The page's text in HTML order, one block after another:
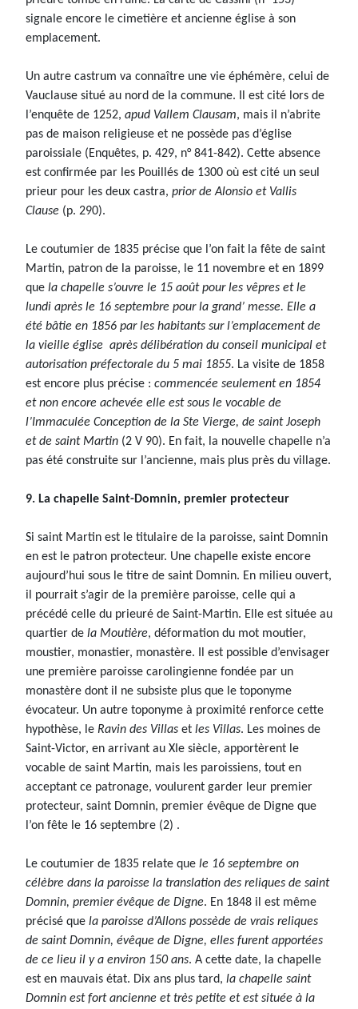
signale encore le cimetière et ancienne église à son
emplacement.
Un autre castrum va connaître une vie éphémère, celui de
Vauclause situé au nord de la commune. Il est cité lors de
l’enquête de 1252, apud Vallem Clausam, mais il n’abrite
pas de maison religieuse et ne possède pas d’église
paroissiale (Enquêtes, p. 429, n° 841-842). Cette absence
est confirmée par les Pouillés de 1300 où est cité un seul
prieur pour les deux castra, prior de Alonsio et Vallis
Clause (p. 290).
Le coutumier de 1835 précise que l’on fait la fête de saint
Martin, patron de la paroisse, le 11 novembre et en 1899
que la chapelle s’ouvre le 15 août pour les vêpres et le
lundi après le 16 septembre pour la grand’ messe. Elle a
été bâtie en 1856 par les habitants sur l’emplacement de
la vieille église après délibération du conseil municipal et
autorisation préfectorale du 5 mai 1855. La visite de 1858
est encore plus précise : commencée seulement en 1854
et non encore achevée elle est sous le vocable de
l’Immaculée Conception de la Ste Vierge, de saint Joseph
et de saint Martin (2 V 90). En fait, la nouvelle chapelle n’a
pas été construite sur l’ancienne, mais plus près du village.
9. La chapelle Saint-Domnin, premier protecteur
Si saint Martin est le titulaire de la paroisse, saint Domnin
en est le patron protecteur. Une chapelle existe encore
aujourd’hui sous le titre de saint Domnin. En milieu ouvert,
il pourrait s’agir de la première paroisse, celle qui a
précédé celle du prieuré de Saint-Martin. Elle est située au
quartier de la Moutière, déformation du mot moutier,
moustier, monastier, monastère. Il est possible d’envisager
une première paroisse carolingienne fondée par un
monastère dont il ne subsiste plus que le toponyme
évocateur. Un autre toponyme à proximité renforce cette
hypothèse, le Ravin des Villas et les Villas. Les moines de
Saint-Victor, en arrivant au XIe siècle, apportèrent le
vocable de saint Martin, mais les paroissiens, tout en
acceptant ce patronage, voulurent garder leur premier
protecteur, saint Domnin, premier évêque de Digne que
l’on fête le 16 septembre (2) .
Le coutumier de 1835 relate que le 16 septembre on
célèbre dans la paroisse la translation des reliques de saint
Domnin, premier évêque de Digne. En 1848 il est même
précisé que la paroisse d’Allons possède de vrais reliques
de saint Domnin, évêque de Digne, elles furent apportées
de ce lieu il y a environ 150 ans. A cette date, la chapelle
est en mauvais état. Dix ans plus tard, la chapelle saint
Domnin est fort ancienne et très petite et est située à la